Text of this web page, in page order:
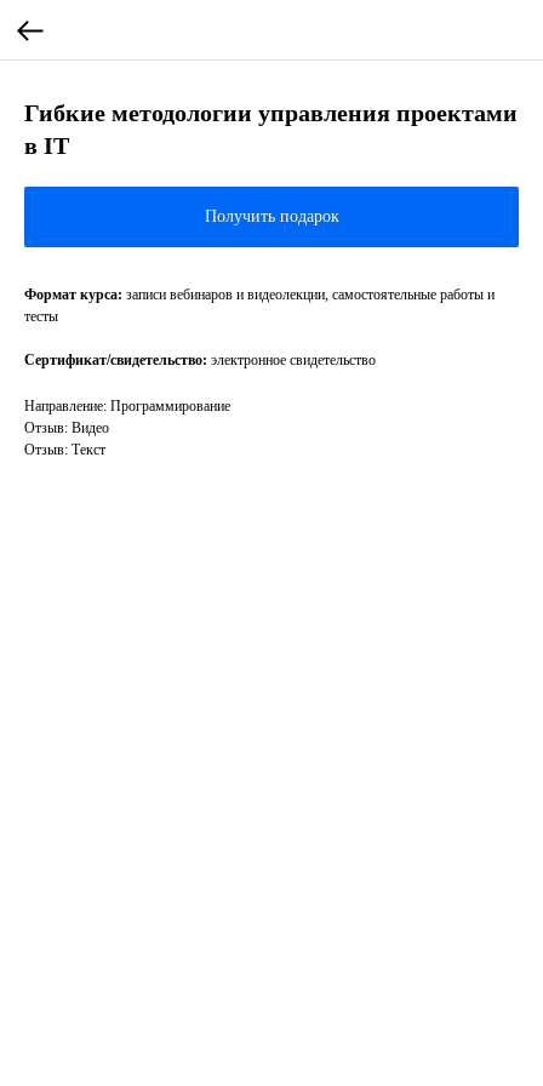
Гибкие методологии управления проектами
в IT
Получить подарок
Формат курса: записи вебинаров и видеолекции, самостоятельные работы и
тесты
Сертификат/свидетельство: электронное свидетельство
Направление: Программирование
Отзыв: Видео
Отзыв: Текст